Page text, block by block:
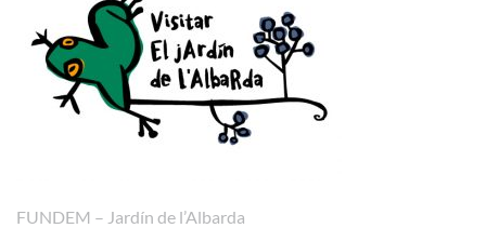
FUNDEM – Jardín de l’Albarda